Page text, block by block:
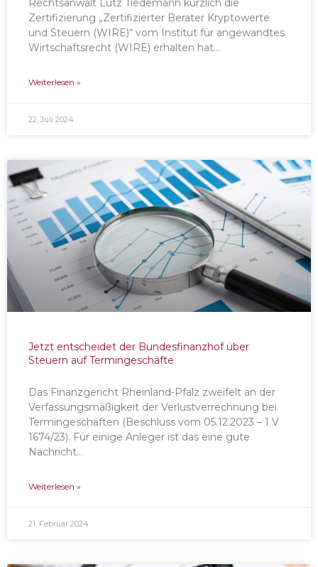
Rechtsanwalt Lutz Tiedemann kürzlich die
Zertifizierung „Zertifizierter Berater Kryptowerte
und Steuern (WIRE)“ vom Institut für angewandtes
Wirtschaftsrecht (WIRE) erhalten hat…
Weiterlesen »
22. Juli 2024
Jetzt entscheidet der Bundesfinanzhof über
Steuern auf Termingeschäfte
Das Finanzgericht Rheinland-Pfalz zweifelt an der
Verfassungsmäßigkeit der Verlustverrechnung bei
Termingeschäften (Beschluss vom 05.12.2023 – 1 V
1674/23). Für einige Anleger ist das eine gute
Nachricht…
Weiterlesen »
21. Februar 2024